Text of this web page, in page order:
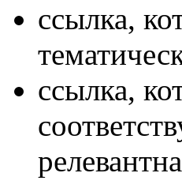
ссылка,
ссылка,